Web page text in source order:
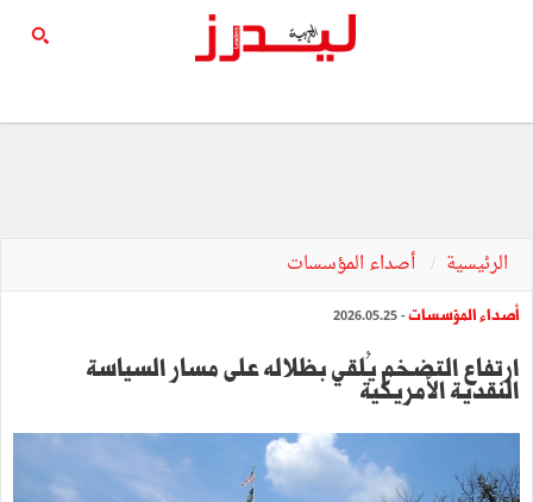
الرئيسية أصداء المؤسسات
أصداء المؤسسات- 2026.05.25
ارتفاع التضخم يُلقي بظلاله على مسار السياسة
النقدية الأمريكية